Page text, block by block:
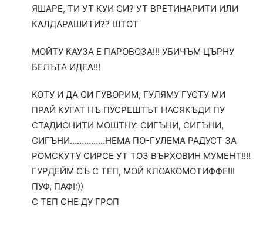
ЯШАРЕ, ТИ УТ КУИ СИ? УТ ВРЕТИНАРИТИ ИЛИ
КАЛДАРАШИТИ?? ШТОТ
МОЙТУ КАУЗА Е ПАРОВОЗА!!! УБИЧЪМ ЦЪРНУ
БЕЛЪТА ИДЕА!!!
КОТУ И ДА СИ ГУВОРИМ, ГУЛЯМУ ГУСТУ МИ
ПРАЙ КУГАТ НЪ ПУСРЕШТЪТ НАСЯКЪДИ ПУ
СТАДИОНИТИ МОШТНУ: СИГЪНИ, СИГЪНИ,
СИГЪНИ……………НЕМА ПО-ГУЛЕМА РАДУСТ ЗА
РОМСКУТУ СИРСЕ УТ ТОЗ ВЪРХОВИН МУМЕНТ!!!!
ГУРДЕЙМ СЪ С ТЕП, МОЙ КЛОАКОМОТИФФЕ!!!
ПУФ, ПАФ!:))
С ТЕП СНЕ ДУ ГРОП